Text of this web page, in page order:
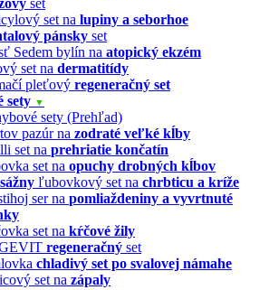
set na lupiny a seborhoe
pánsky set
Sedem bylín na atopický ekzém
set na dermatitídy
pleťový regeneračný set
sety ▼
sety (Prehľad)
pazúr na zodraté veľké kĺby
set na prehriatie končatín
set na opuchy drobných kĺbov
ľubovkový set na chrbticu a kríže
ser na pomliaždeniny a vyvrtnuté
set na kŕčové žily
regeneračný set
chladivý set po svalovej námahe
set na zápaly